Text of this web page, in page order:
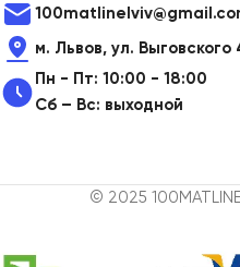
м. Львов, ул. Выговского
Пн - Пт: 10:00 - 18:00
Сб – Вс: выходной
© 2025